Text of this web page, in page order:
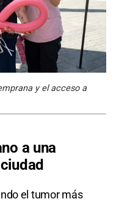
y el acceso a
a una
el tumor más